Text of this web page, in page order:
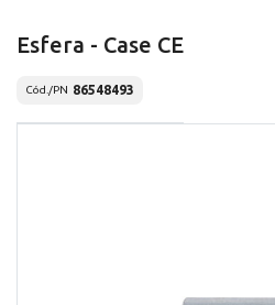
Esfera - Case CE
Cód./PN 86548493